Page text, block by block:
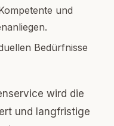
und
Bedürfnisse
wird die
und langfristige